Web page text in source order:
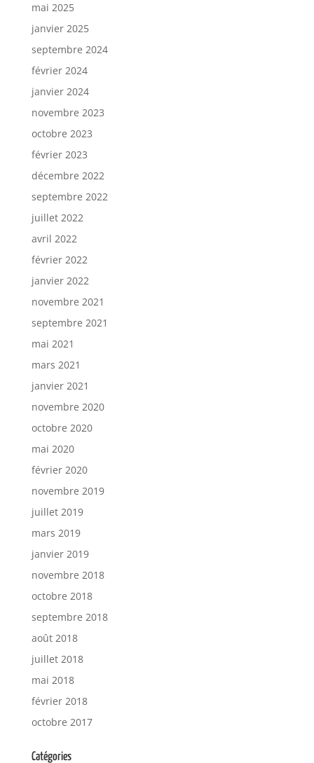
mai 2025
janvier 2025
septembre 2024
février 2024
janvier 2024
novembre 2023
octobre 2023
février 2023
décembre 2022
septembre 2022
juillet 2022
avril 2022
février 2022
janvier 2022
novembre 2021
septembre 2021
mai 2021
mars 2021
janvier 2021
novembre 2020
octobre 2020
mai 2020
février 2020
novembre 2019
juillet 2019
mars 2019
janvier 2019
novembre 2018
octobre 2018
septembre 2018
août 2018
juillet 2018
mai 2018
février 2018
octobre 2017
Catégories